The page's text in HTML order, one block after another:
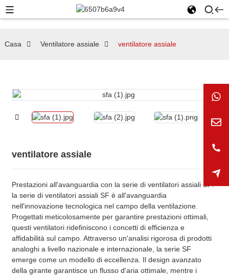
Casa Ventilatore assiale ventilatore assiale
ventilatore assiale
Prestazioni all'avanguardia con la serie di ventilatori assiali SF:
la serie di ventilatori assiali SF è all'avanguardia
nell'innovazione tecnologica nel campo della ventilazione.
Progettati meticolosamente per garantire prestazioni ottimali,
questi ventilatori ridefiniscono i concetti di efficienza e
affidabilità sul campo. Attraverso un'analisi rigorosa di prodotti
analoghi a livello nazionale e internazionale, la serie SF
emerge come un modello di eccellenza. Il design avanzato
della girante garantisce un flusso d'aria ottimale, mentre i